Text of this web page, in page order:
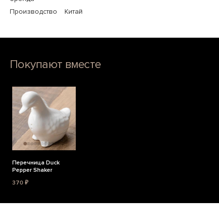
Производство
Китай
Покупают вместе
Перечница Duck
Pepper Shaker
370 ₽